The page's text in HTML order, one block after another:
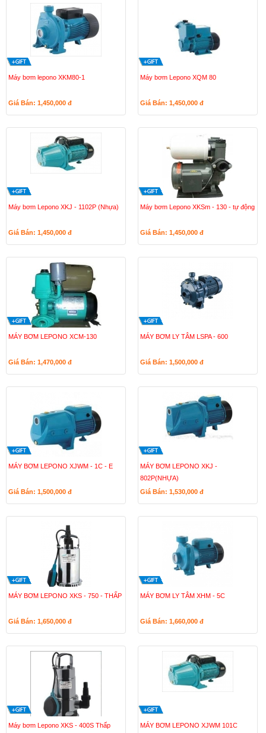
Máy bơm lepono XKM80-1
Giá Bán: 1,450,000 đ
Máy bơm Lepono XQM 80
Giá Bán: 1,450,000 đ
Máy bơm Lepono XKJ - 1102P (Nhựa)
Giá Bán: 1,450,000 đ
Máy bơm Lepono XKSm - 130 - tự động
Giá Bán: 1,450,000 đ
MÁY BƠM LEPONO XCM-130
Giá Bán: 1,470,000 đ
MÁY BƠM LY TÂM LSPA - 600
Giá Bán: 1,500,000 đ
MÁY BƠM LEPONO XJWM - 1C - E
Giá Bán: 1,500,000 đ
MÁY BƠM LEPONO XKJ -
802P(NHỰA)
Giá Bán: 1,530,000 đ
MÁY BƠM LEPONO XKS - 750 - THẤP
Giá Bán: 1,650,000 đ
MÁY BƠM LY TÂM XHM - 5C
Giá Bán: 1,660,000 đ
Máy bơm Lepono XKS - 400S Thấp MÁY BƠM LEPONO XJWM 101C